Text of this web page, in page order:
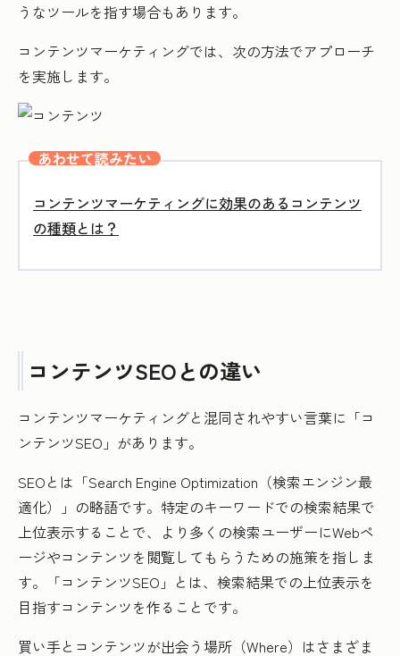
うなツールを指す場合もあります。
コンテンツマーケティングでは、次の方法でアプローチ
を実施します。
あわせて読みたい
コンテンツマーケティングに効果のあるコンテンツ
の種類とは？
コンテンツSEOとの違い
コンテンツマーケティングと混同されやすい言葉に「コ
ンテンツSEO」があります。
SEOとは「Search Engine Optimization（検索エンジン最
適化）」の略語です。特定のキーワードでの検索結果で
上位表示することで、より多くの検索ユーザーにWebペ
ージやコンテンツを閲覧してもらうための施策を指しま
す。「コンテンツSEO」とは、検索結果での上位表示を
目指すコンテンツを作ることです。
買い手とコンテンツが出会う場所（Where）はさまざま